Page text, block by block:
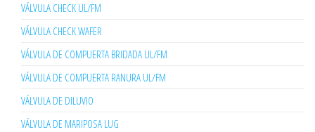
VÁLVULA CHECK UL/FM
VÁLVULA CHECK WAFER
VÁLVULA DE COMPUERTA BRIDADA UL/FM
VÁLVULA DE COMPUERTA RANURA UL/FM
VÁLVULA DE DILUVIO
VÁLVULA DE MARIPOSA LUG